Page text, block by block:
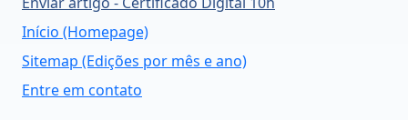
Início (Homepage)
Sitemap (Edições por mês e ano)
Entre em contato